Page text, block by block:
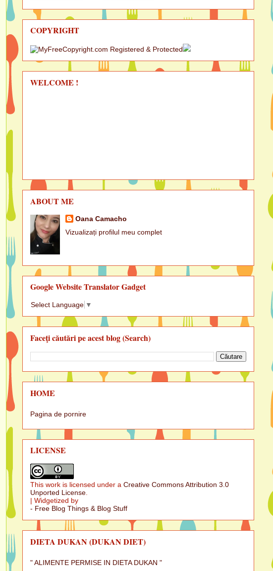
COPYRIGHT
WELCOME !
ABOUT ME
Oana Camacho
Vizualizați profilul meu complet
Google Website Translator Gadget
Select Language ▼
Faceţi căutări pe acest blog (Search)
HOME
Pagina de pornire
LICENSE
This work is licensed under a Creative Commons Attribution 3.0
Unported License.
| Widgetized by
- Free Blog Things & Blog Stuff
DIETA DUKAN (DUKAN DIET)
" ALIMENTE PERMISE IN DIETA DUKAN "